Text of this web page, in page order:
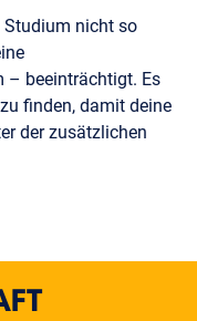
Studium nicht so
– beeinträchtigt. Es
finden, damit deine
der zusätzlichen